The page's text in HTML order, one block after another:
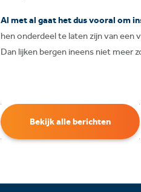
Al met al gaat het dus vooral om
hen onderdeel te laten zijn van een
Dan lijken bergen ineens niet meer
Bekijk alle berichten